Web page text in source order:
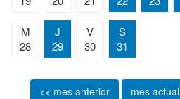
M
28
J
29
V
30
S
31
<< mes anterior mes actual